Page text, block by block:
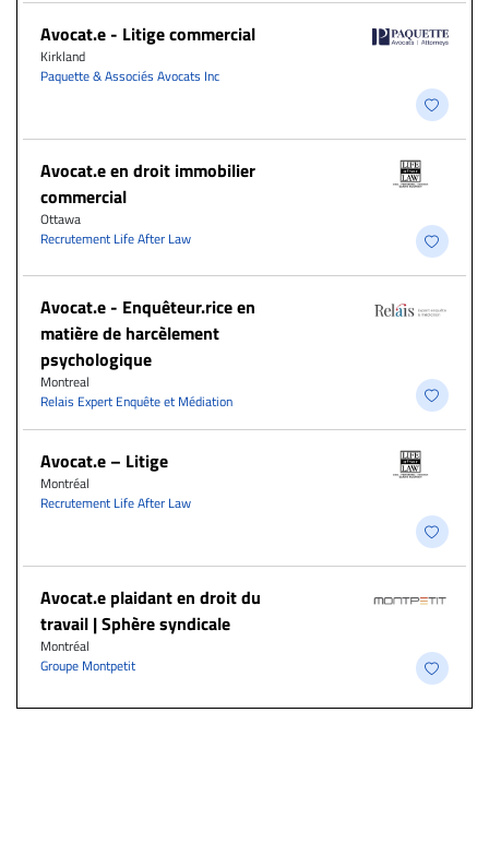
Avocat.e - Litige commercial
Kirkland
Paquette & Associés Avocats Inc
Avocat.e en droit immobilier
commercial
Ottawa
Recrutement Life After Law
Avocat.e - Enquêteur.rice en
matière de harcèlement
psychologique
Montreal
Relais Expert Enquête et Médiation
Avocat.e – Litige
Montréal
Recrutement Life After Law
Avocat.e plaidant en droit du
travail | Sphère syndicale
Montréal
Groupe Montpetit